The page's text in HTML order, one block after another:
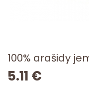
100% arašidy
5.11 €